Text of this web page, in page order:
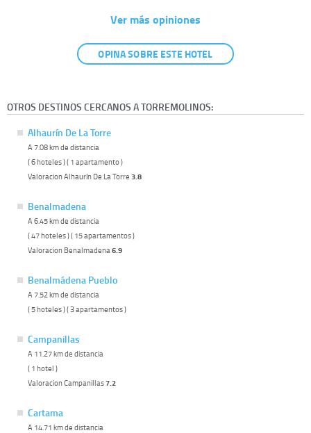
Ver más opiniones
OPINA SOBRE ESTE HOTEL
OTROS DESTINOS CERCANOS A TORREMOLINOS:
Alhaurín De La Torre
A 7.08 km de distancia
( 6 hoteles ) ( 1 apartamento )
Valoracion Alhaurín De La Torre 3.8
Benalmadena
A 6.45 km de distancia
( 47 hoteles ) ( 15 apartamentos )
Valoracion Benalmadena 6.9
Benalmádena Pueblo
A 7.52 km de distancia
( 5 hoteles ) ( 3 apartamentos )
Campanillas
A 11.27 km de distancia
( 1 hotel )
Valoracion Campanillas7.2
Cartama
A 14.71 km de distancia